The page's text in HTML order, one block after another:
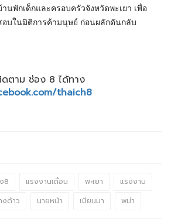
นพักเด็กและครอบครัวจังหวัดพะเยา เพื่อ
บในมิติการค้ามนุษย์ ก่อนผลักดันกลับ
ตาม ช่อง 8 ได้ทาง
thaich8
8 แรงงานเถื่อน พะเยา
แรงงาน
งด้าว นายหน้า เมียนมา พม่า